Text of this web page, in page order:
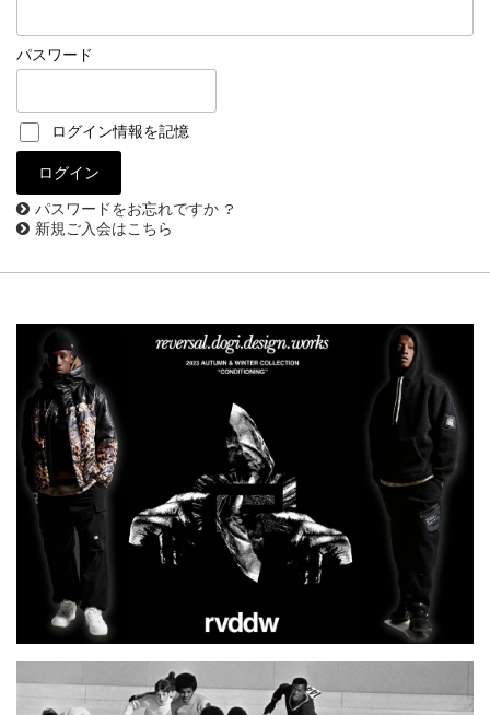
パスワード
ログイン情報を記憶
パスワードをお忘れですか ?
新規ご入会はこちら